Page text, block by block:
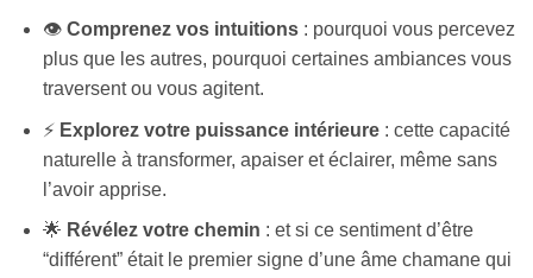
👁️ Comprenez vos intuitions: pourquoi vous percevez
plus que les autres, pourquoi certaines ambiances vous
traversent ou vous agitent.
⚡ Explorez votre puissance intérieure: cette capacité
naturelle à transformer, apaiser et éclairer, même sans
l’avoir apprise.
🌟 Révélez votre chemin : et si ce sentiment d’être
“différent” était le premier signe d’une âme chamane qui